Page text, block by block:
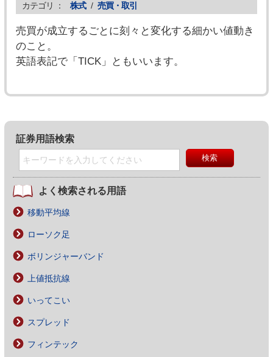
カテゴリ ： 株式 / 売買・取引
売買が成立するごとに刻々と変化する細かい値動き
のこと。
英語表記で「TICK」ともいいます。
証券用語検索
よく検索される用語
移動平均線
ローソク足
ボリンジャーバンド
上値抵抗線
いってこい
スプレッド
フィンテック